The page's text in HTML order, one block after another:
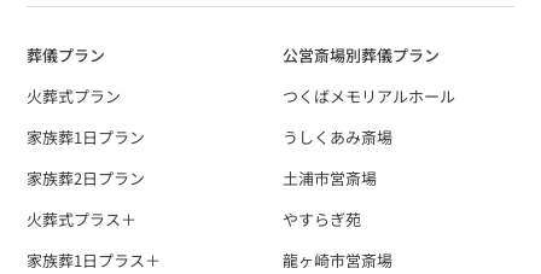
葬儀プラン
火葬式プラン
家族葬1日プラン
家族葬2日プラン
火葬式プラス＋
家族葬1日プラス＋
公営斎場別葬儀プラン
つくばメモリアルホール
うしくあみ斎場
土浦市営斎場
やすらぎ苑
龍ヶ崎市営斎場